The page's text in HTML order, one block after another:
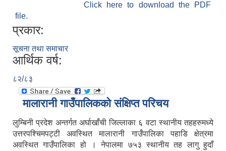
Click here to download the PDF
file.
प्रकार:
सूचना तथा समाचार
आर्थिक वर्ष:
८२/८३
मालारानी गाउँपालिकको संक्षिप्त परिचय
लुम्बिनी प्रदेश अन्तर्गत अर्घाखाँची जिल्लाका ६ वटा स्थानीय तहहरुमध्ये
उत्तरपश्चिमपट्टी अवस्थित मालारानी गाउँपालिका पहाडि क्षेत्रमा
अवस्थित गाउँपालिका हो । नेपालमा ७५३ स्थानीय तह लागु हुदाँ